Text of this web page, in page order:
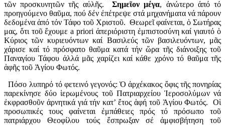
τῶν προσκυνητῶν τῆς αὐλῆς.Σημεῖον μέγα, ἀνώτερο ἀπό τό
προηγούμενο θαῦμα, πού δέν ἐπέτρεψε στά μηχανήματα νά πάρουν
δεδομένα ἀπό τόν Τάφο τοῦ Χριστοῦ. Θεωρεῖ φαίνεται, ὁ Σωτήρας
μας, ὅτι τοῦ ἔχουμε a priori ἀπεριόριστη ἐμπιστοσύνη καί γιαυτό ὁ
Κύριος τῶν κυριευόντων καί Βασιλεύς τῶν βασιλευόντων, μᾶς
χάρισε καί τό πρόσφατο θαῦμα κατά τήν ὥρα τῆς διάνοιξης τοῦ
Παναγίου Τάφου ἀλλά μᾶς χαρίζει καί κάθε χρόνο τό θαῦμα τῆς
ἁφῆς τοῦ Ἁγίου Φωτός.
Πόσο λυπηρό τό φετεινό γεγονός: Ὁ ἀρχέκακος ὄφις τῆς πονηρίας
παρεκίνησε δύο ἱερωμένους τοῦ Πατριαρχείου Ἱεροσολύμων νά
ἐκφρασθοῦν ἀρνητικά γιά τήν κατ’ ἔτος ἁφή τοῦ Ἁγίου Φωτός. Οἱ
προσωπικές τους φαίνεται ἐμπάθειες πρός τό πρόσωπο τοῦ
πατριάρχου Θεοφίλου τούς ἔσπρω­ξαν σέ ἀμφισβήτηση τοῦ